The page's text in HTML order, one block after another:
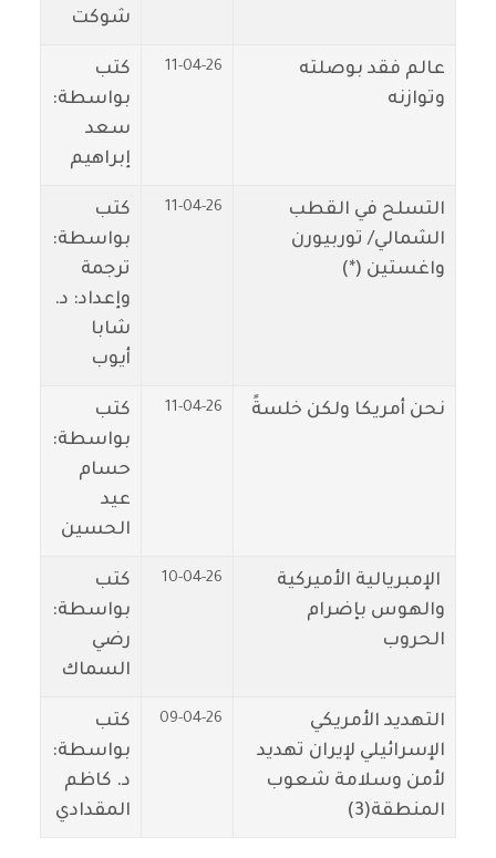
شوكت
عالم فقد بوصلته
وتوازنه
11-04-26
كتب
بواسطة:
سعد
إبراهيم
التسلح في القطب
الشمالي/ توربيورن
واغستين (*)
11-04-26
كتب
بواسطة:
ترجمة
وإعداد: د.
شابا
أيوب
نحن أمريكا ولكن خلسةً 11-04-26
كتب
بواسطة:
حسام
عيد
الحسين
‬ الإمبريالية الأميركية
والهوس بإضرام
الحروب
10-04-26
كتب
بواسطة:
رضي
السماك
التهديد الأمريكي
الإسرائيلي لإيران تهديد
لأمن وسلامة شعوب
المنطقة(3)
09-04-26
كتب
بواسطة:
د. كاظم
المقدادي